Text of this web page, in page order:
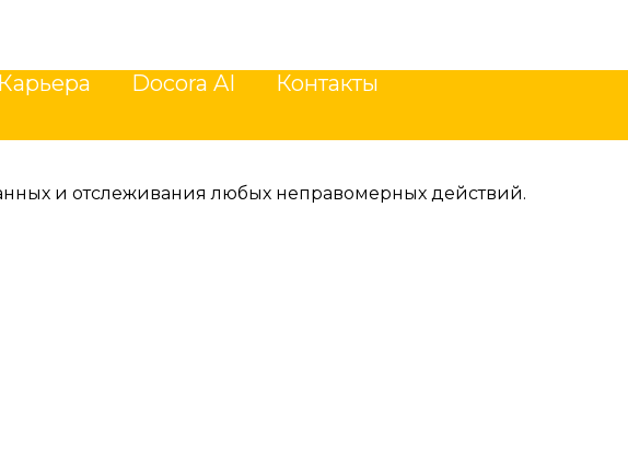
Карьера Docora AI Контакты
и отслеживания любых неправомерных действий.